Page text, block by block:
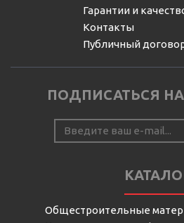
Гарантии и
Контакты
Публичный
ПОДПИСАТЬСЯ
Общестроительные